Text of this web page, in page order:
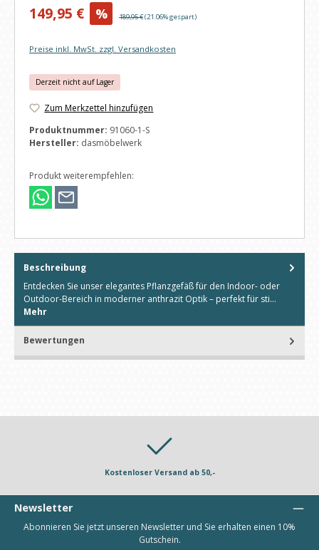
Verkaufspreis:
149,95 € % Regulärer Preis:
189,95 €(21.06% gespart)
Preise inkl. MwSt. zzgl. Versandkosten
Derzeit nicht auf Lager
Zum Merkzettel hinzufügen
Produktnummer: 91060-1-S
Hersteller: dasmöbelwerk
Produkt weiterempfehlen:
Beschreibung
Entdecken Sie unser elegantes Pflanzgefäß für den Indoor- oder
Outdoor-Bereich in moderner anthrazit Optik – perfekt für sti…
Mehr
Bewertungen
Kostenloser Versand ab 50,-
Newsletter
Abonnieren Sie jetzt unseren Newsletter und Sie erhalten einen 10%
Gutschein.